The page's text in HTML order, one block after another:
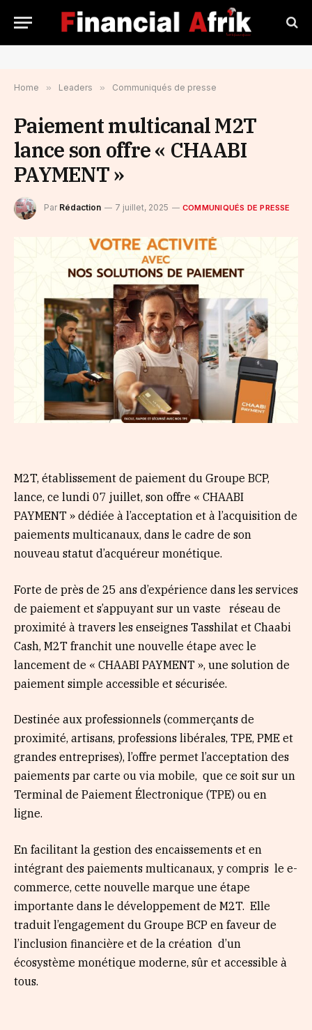
Home » Leaders » Communiqués de presse
Paiement multicanal M2T
lance son offre « CHAABI
PAYMENT »
Par Rédaction 7 juillet, 2025 COMMUNIQUÉS DE PRESSE
M2T, établissement de paiement du Groupe BCP,
lance, ce lundi 07 juillet, son offre « CHAABI
PAYMENT » dédiée à l’acceptation et à l’acquisition de
paiements multicanaux, dans le cadre de son
nouveau statut d’acquéreur monétique.
Forte de près de 25 ans d’expérience dans les services
de paiement et s’appuyant sur un vaste réseau de
proximité à travers les enseignes Tasshilat et Chaabi
Cash, M2T franchit une nouvelle étape avec le
lancement de « CHAABI PAYMENT », une solution de
paiement simple accessible et sécurisée.
Destinée aux professionnels (commerçants de
proximité, artisans, professions libérales, TPE, PME et
grandes entreprises), l’offre permet l’acceptation des
paiements par carte ou via mobile, que ce soit sur un
Terminal de Paiement Électronique (TPE) ou en
ligne.
En facilitant la gestion des encaissements et en
intégrant des paiements multicanaux, y compris le e-
commerce, cette nouvelle marque une étape
importante dans le développement de M2T. Elle
traduit l’engagement du Groupe BCP en faveur de
l’inclusion financière et de la création d’un
écosystème monétique moderne, sûr et accessible à
tous.